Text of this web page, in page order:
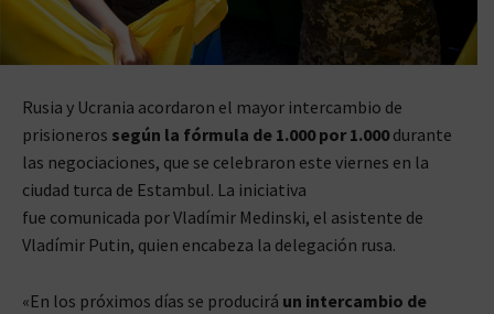
Rusia y Ucrania acordaron el mayor intercambio de
prisioneros según la fórmula de 1.000 por 1.000durante
las negociaciones, que se celebraron este viernes en la
ciudad turca de Estambul. La iniciativa
fue comunicada por Vladímir Medinski, el asistente de
Vladímir Putin, quien encabeza la delegación rusa.
«En los próximos días se producirá un intercambio de